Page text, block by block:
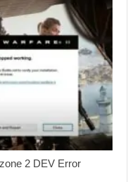
2 DEV Error